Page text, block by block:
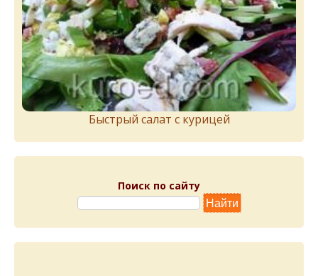
Быстрый салат с курицей
Поиск по сайту